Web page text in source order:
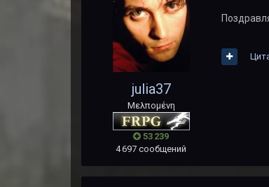
julia37
Μελπομένη
53 239
4 697 сообщений